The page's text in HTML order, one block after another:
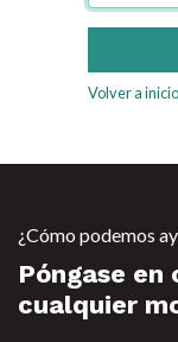
Volver a
¿Cómo podemos
Póngase
cualquier